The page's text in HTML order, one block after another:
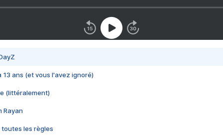
13 ans (et vous l'avez ignoré)
(littéralement)
Rayan
toutes les règles